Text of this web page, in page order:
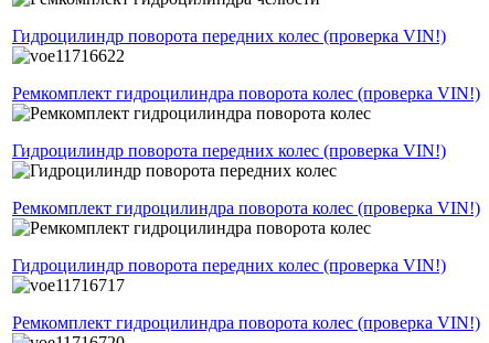
Гидроцилиндр поворота передних колес (проверка VIN!)
Ремкомплект гидроцилиндра поворота колес (проверка VIN!)
Гидроцилиндр поворота передних колес (проверка VIN!)
Ремкомплект гидроцилиндра поворота колес (проверка VIN!)
Гидроцилиндр поворота передних колес (проверка VIN!)
Ремкомплект гидроцилиндра поворота колес (проверка VIN!)